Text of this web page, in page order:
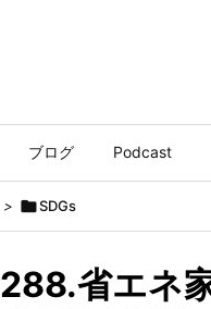
ブログ Podcast
> SDGs
288.省エネ